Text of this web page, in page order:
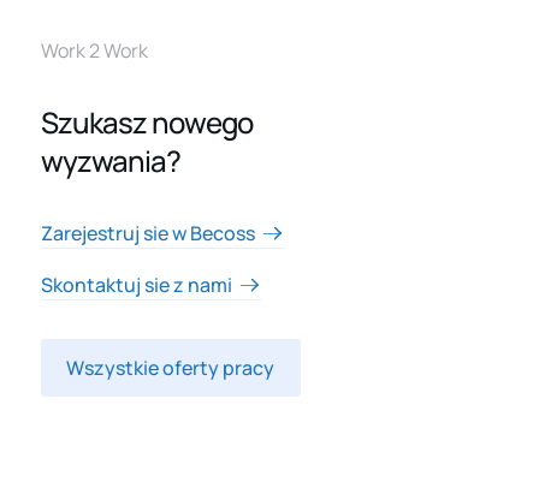
Work 2 Work
Szukasz nowego
wyzwania?
Zarejestruj sie w Becoss
Skontaktuj sie z nami
Wszystkie oferty pracy